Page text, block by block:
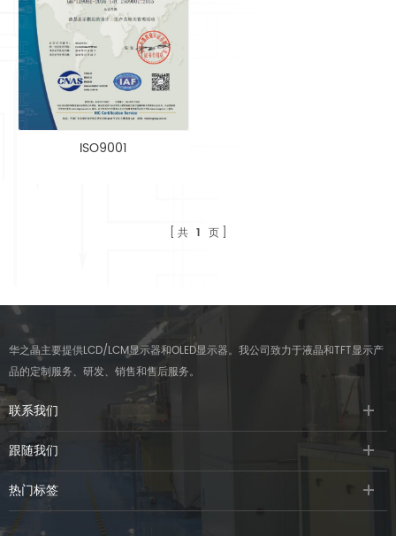
ISO9001
共 1 页
华之晶主要提供LCD/LCM显示器和OLED显示器。我公司致力于液晶和TFT显示产
品的定制服务、研发、销售和售后服务。
联系我们
跟随我们
热门标签